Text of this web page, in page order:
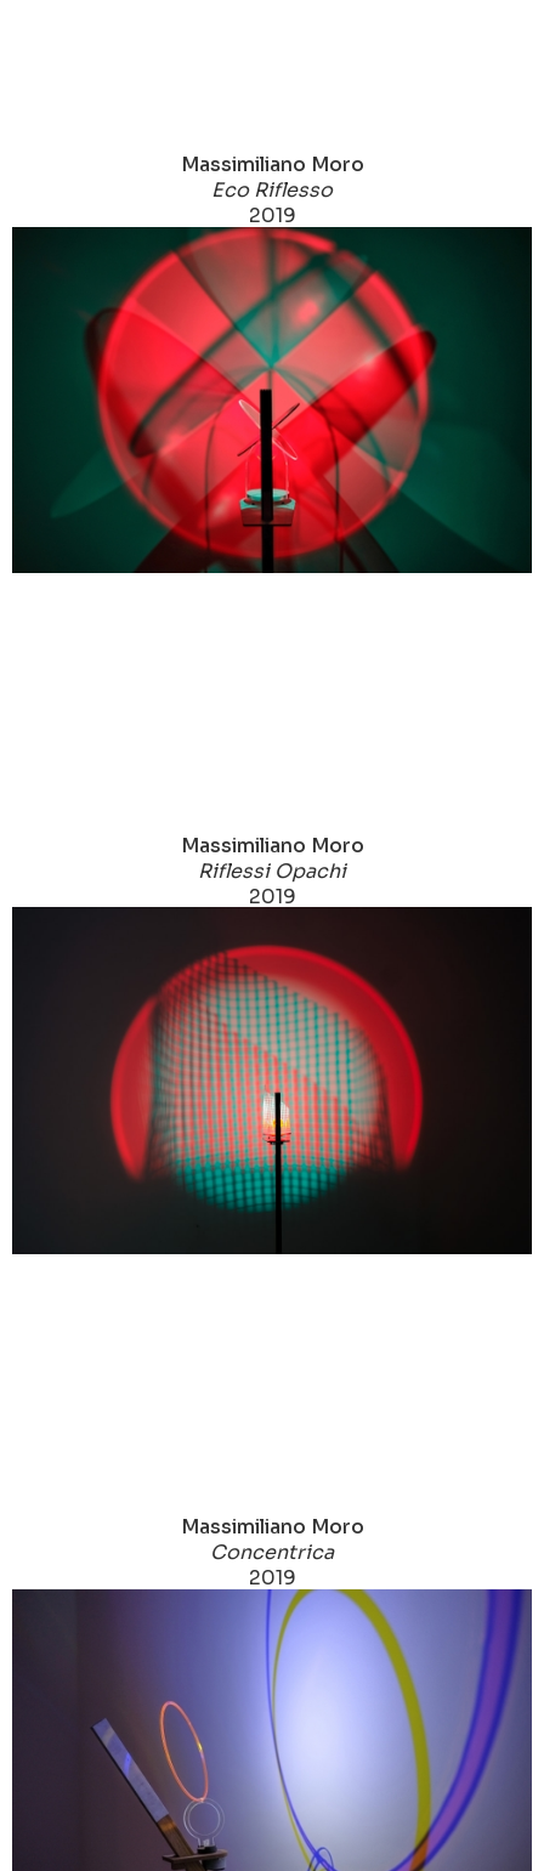
Massimiliano Moro
Eco Riflesso
2019
Massimiliano Moro
Riflessi Opachi
2019
Massimiliano Moro
Concentrica
2019